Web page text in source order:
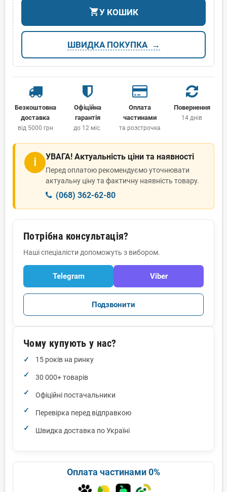
shopping_cartУ КОШИК
ШВИДКА ПОКУПКА
Безкоштовна
доставка
від 5000 грн
Офіційна
гарантія
до 12 міс.
Оплата
частинами
та розстрочка
Повернення
14 днів
ℹ УВАГА! Актуальність ціни та наявності
Перед оплатою рекомендуємо уточнювати
актуальну ціну та фактичну наявність товару.
(068) 362-62-80
Потрібна консультація?
Наші спеціалісти допоможуть з вибором.
Telegram Viber
Подзвонити
Чому купують у нас?
15 років на ринку
30 000+ товарів
Офіційні постачальники
Перевірка перед відправкою
Швидка доставка по Україні
Оплата частинами 0%